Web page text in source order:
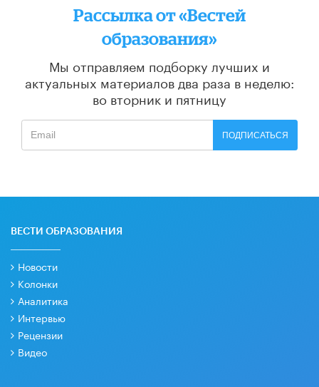
Рассылка от «Вестей
образования»
Мы отправляем подборку лучших и
актуальных материалов два раза в неделю:
во вторник и пятницу
ПОДПИСАТЬСЯ
ВЕСТИ ОБРАЗОВАНИЯ
Новости
Колонки
Аналитика
Интервью
Рецензии
Видео